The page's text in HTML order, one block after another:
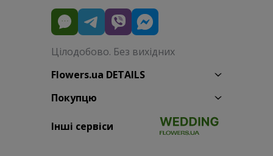
Цілодобово. Без вихідних
Flowers.ua DETAILS
Покупцю
Інші сервіси